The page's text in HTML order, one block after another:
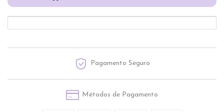
Pagamento Seguro
Métodos de Pagamento